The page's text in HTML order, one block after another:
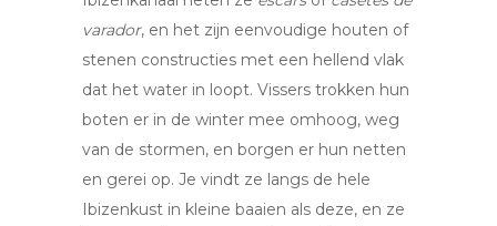
varador, en het zijn eenvoudige houten of
stenen constructies met een hellend vlak
dat het water in loopt. Vissers trokken hun
boten er in de winter mee omhoog, weg
van de stormen, en borgen er hun netten
en gerei op. Je vindt ze langs de hele
Ibizenkust in kleine baaien als deze, en ze